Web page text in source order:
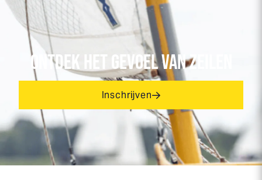
ONTDEK HET GEVOEL VAN ZEILEN
Inschrijven